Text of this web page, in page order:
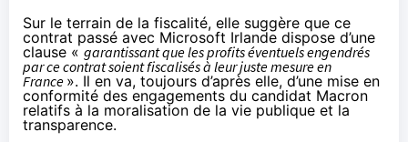
Sur le terrain de la fiscalité, elle suggère que ce
contrat passé avec Microsoft Irlande dispose d’une
clause « garantissant que les profits éventuels engendrés
par ce contrat soient fiscalisés à leur juste mesure en
France ». Il en va, toujours d’après elle, d’une mise en
conformité des engagements du candidat Macron
relatifs à la moralisation de la vie publique et la
transparence.